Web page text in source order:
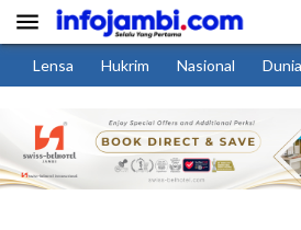

Lensa Hukrim Nasional Dunia